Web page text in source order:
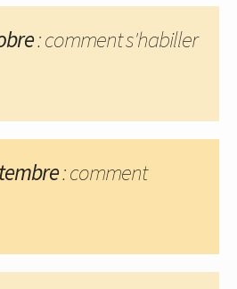
: comment s'habiller
: comment